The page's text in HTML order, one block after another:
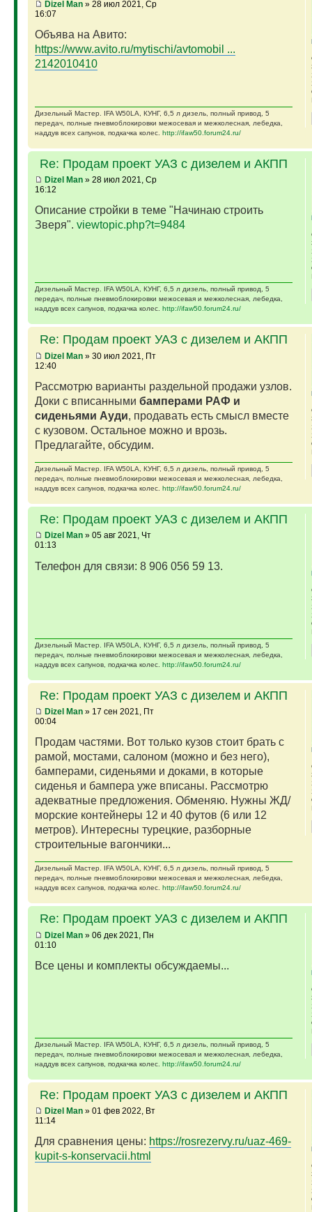
Dizel Man» 28 июл 2021, Ср
16:07
Объява на Авито:
https://www.avito.ru/mytischi/avtomobil ...
2142010410
Дизельный Мастер. IFA W50LA, КУНГ, 6,5 л дизель, полный привод, 5
передач, полные пневмоблокировки межосевая и межколесная, лебедка,
наддув всех сапунов, подкачка колес. http://ifaw50.forum24.ru/
Re: Продам проект УАЗ с дизелем и АКПП
Dizel Man» 28 июл 2021, Ср
16:12
Описание стройки в теме "Начинаю строить
Зверя". viewtopic.php?t=9484
Дизельный Мастер. IFA W50LA, КУНГ, 6,5 л дизель, полный привод, 5
передач, полные пневмоблокировки межосевая и межколесная, лебедка,
наддув всех сапунов, подкачка колес. http://ifaw50.forum24.ru/
Re: Продам проект УАЗ с дизелем и АКПП
Dizel Man» 30 июл 2021, Пт
12:40
Рассмотрю варианты раздельной продажи узлов.
Доки с вписанными бамперами РАФ и
сиденьями Ауди, продавать есть смысл вместе
с кузовом. Остальное можно и врозь.
Предлагайте, обсудим.
Дизельный Мастер. IFA W50LA, КУНГ, 6,5 л дизель, полный привод, 5
передач, полные пневмоблокировки межосевая и межколесная, лебедка,
наддув всех сапунов, подкачка колес. http://ifaw50.forum24.ru/
Re: Продам проект УАЗ с дизелем и АКПП
Dizel Man» 05 авг 2021, Чт
01:13
Телефон для связи: 8 906 056 59 13.
Дизельный Мастер. IFA W50LA, КУНГ, 6,5 л дизель, полный привод, 5
передач, полные пневмоблокировки межосевая и межколесная, лебедка,
наддув всех сапунов, подкачка колес. http://ifaw50.forum24.ru/
Re: Продам проект УАЗ с дизелем и АКПП
Dizel Man» 17 сен 2021, Пт
00:04
Продам частями. Вот только кузов стоит брать с
рамой, мостами, салоном (можно и без него),
бамперами, сиденьями и доками, в которые
сиденья и бампера уже вписаны. Рассмотрю
адекватные предложения. Обменяю. Нужны ЖД/
морские контейнеры 12 и 40 футов (6 или 12
метров). Интересны турецкие, разборные
строительные вагончики...
Дизельный Мастер. IFA W50LA, КУНГ, 6,5 л дизель, полный привод, 5
передач, полные пневмоблокировки межосевая и межколесная, лебедка,
наддув всех сапунов, подкачка колес. http://ifaw50.forum24.ru/
Re: Продам проект УАЗ с дизелем и АКПП
Dizel Man» 06 дек 2021, Пн
01:10
Все цены и комплекты обсуждаемы...
Дизельный Мастер. IFA W50LA, КУНГ, 6,5 л дизель, полный привод, 5
передач, полные пневмоблокировки межосевая и межколесная, лебедка,
наддув всех сапунов, подкачка колес. http://ifaw50.forum24.ru/
Re: Продам проект УАЗ с дизелем и АКПП
Dizel Man» 01 фев 2022, Вт
11:14
Для сравнения цены: https://rosrezervy.ru/uaz-469-
kupit-s-konservacii.html